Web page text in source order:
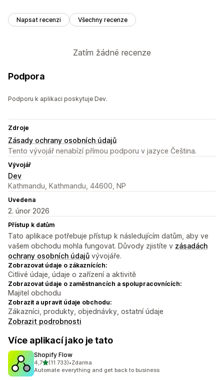
Napsat recenzi Všechny recenze
Zatím žádné recenze
Podpora
Podporu k aplikaci poskytuje Dev.
Zdroje
Zásady ochrany osobních údajů
Tento vývojář nenabízí přímou podporu v jazyce Čeština.
Vývojář
Dev
Kathmandu, Kathmandu, 44600, NP
Uvedena
2. únor 2026
Přístup k datům
Tato aplikace potřebuje přístup k následujícím datům, aby ve
vašem obchodu mohla fungovat. Důvody zjistíte v zásadách
ochrany osobních údajů vývojáře.
Zobrazovat údaje o zákaznících:
Citlivé údaje, údaje o zařízení a aktivitě
Zobrazovat údaje o zaměstnancích a spolupracovnících:
Majitel obchodu
Zobrazit a upravit údaje obchodu:
Zákazníci, produkty, objednávky, ostatní údaje
Zobrazit podrobnosti
Více aplikací jako je tato
Shopify Flow
4,7z 5 hvězd
(11 733)
Celkový počet recenzí: 11733
•Zdarma
Automate everything and get back to business